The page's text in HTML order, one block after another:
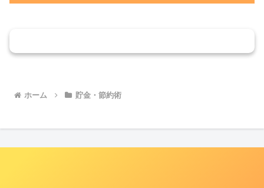
ホーム 貯金・節約術